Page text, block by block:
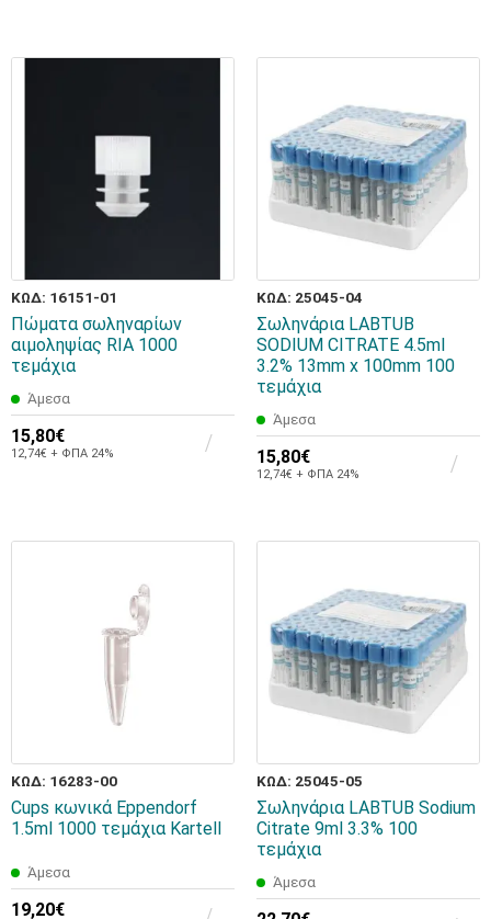
ΚΩΔ: 16151-01
Πώματα σωληναρίων
αιμοληψίας RIA 1000
τεμάχια
Άμεσα
15,80€
12,74€ + ΦΠΑ 24%
ΚΩΔ: 25045-04
Σωληνάρια LABTUB
SODIUM CITRATE 4.5ml
3.2% 13mm x 100mm 100
τεμάχια
Άμεσα
15,80€
12,74€ + ΦΠΑ 24%
ΚΩΔ: 16283-00
Cups κωνικά Eppendorf
1.5ml 1000 τεμάχια Kartell
Άμεσα
19,20€
ΚΩΔ: 25045-05
Σωληνάρια LABTUB Sodium
Citrate 9ml 3.3% 100
τεμάχια
Άμεσα